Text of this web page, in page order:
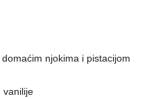
njokima i pistacijom
vanilije